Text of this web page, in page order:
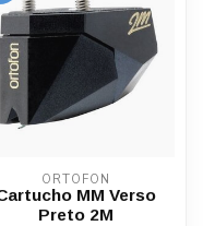
ORTOFON
MM Verso
Preto 2M